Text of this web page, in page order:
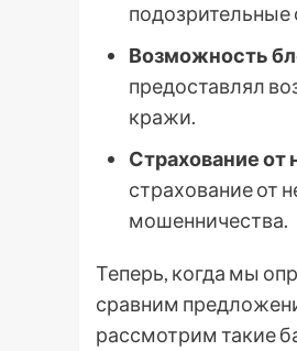
подозрительные
Возможность
предоставлял
кражи.
Страхование от
страхование от
мошенничества.
Теперь, когда мы
сравним
рассмотрим такие